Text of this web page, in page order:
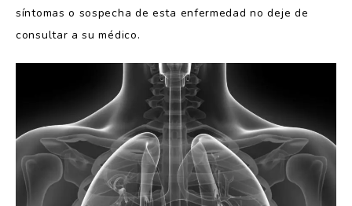
síntomas o sospecha de esta enfermedad no deje de
consultar a su médico.